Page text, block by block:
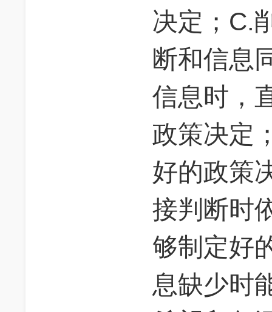
决定；C.
断和信息
信息时，
政策决定
好的政策
接判断时
够制定好
息缺少时